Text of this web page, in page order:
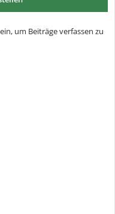
um Beiträge verfassen zu